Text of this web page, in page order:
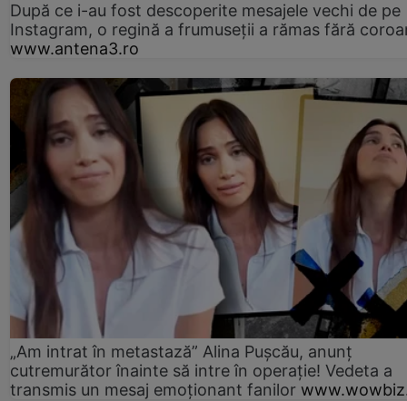
După ce i-au fost descoperite mesajele vechi de pe
Instagram, o regină a frumuseții a rămas fără
www.antena3.ro
„Am intrat în metastază” Alina Pușcău, anunț
cutremurător înainte să intre în operație! Vedeta a
transmis un mesaj emoționant fanilor